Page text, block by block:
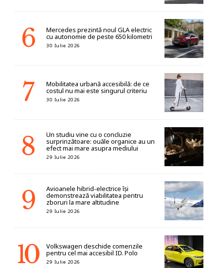
Mercedes prezintă noul GLA electric
cu autonomie de peste 650 kilometri
30 Iulie 2026
Mobilitatea urbană accesibilă: de ce
costul nu mai este singurul criteriu
30 Iulie 2026
Un studiu vine cu o concluzie
surprinzătoare: ouăle organice au un
efect mai mare asupra mediului
29 Iulie 2026
Avioanele hibrid-electrice își
demonstrează viabilitatea pentru
zboruri la mare altitudine
29 Iulie 2026
Volkswagen deschide comenzile
pentru cel mai accesibil ID. Polo
29 Iulie 2026